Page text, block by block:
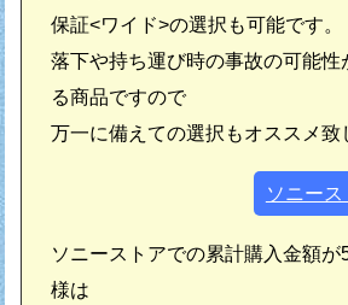
保証<ワイド>の選択も可能です。
落下や持ち運び時の事故の可能性
る商品ですので
万一に備えての選択もオススメ致
ソニー
ソニーストアでの累計購入金額が
様は